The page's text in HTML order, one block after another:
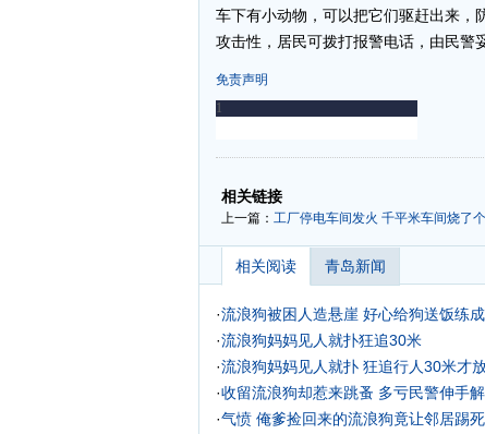
车下有小动物，可以把它们驱赶出来，
攻击性，居民可拨打报警电话，由民警
免责声明
-
相关链接
上一篇： 工厂停电车间发火 千平米车间烧了
相关阅读 青岛新闻
·流浪狗被困人造悬崖 好心给狗送饭练
·流浪狗妈妈见人就扑狂追30米
·流浪狗妈妈见人就扑 狂追行人30米才
·收留流浪狗却惹来跳蚤 多亏民警伸手
·气愤 俺爹捡回来的流浪狗竟让邻居踢